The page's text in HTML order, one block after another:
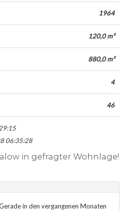
1964
120,0 m²
880,0 m²
4
46
06:35:28
in gefragter Wohnlage!
in den vergangenen Monaten